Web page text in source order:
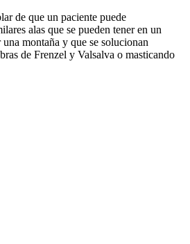
de que un paciente puede
alas que se pueden tener en un
montaña y que se solucionan
de Frenzel y Valsalva o masticando